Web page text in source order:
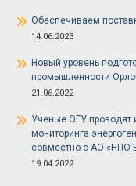
Обеспечиваем
14.06.2023
Новый уровень
промышленности
21.06.2022
Ученые ОГУ проводят
мониторинга
совместно с АО «НПО
19.04.2022